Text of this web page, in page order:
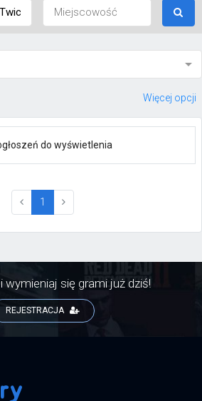
Więcej opcji
do wyświetlenia
1 (current)
wymieniaj się grami już dziś!
REJESTRACJA